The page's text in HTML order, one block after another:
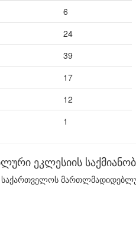
6
24
39
17
12
1
ეკლესიის